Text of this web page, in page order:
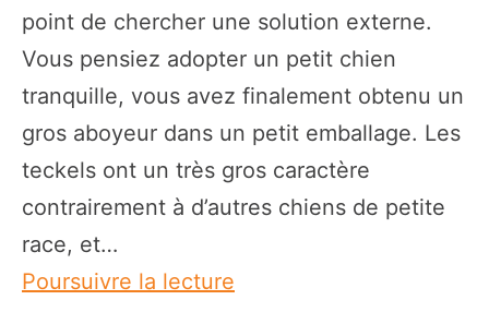
point de chercher une solution externe.
Vous pensiez adopter un petit chien
tranquille, vous avez finalement obtenu un
gros aboyeur dans un petit emballage. Les
teckels ont un très gros caractère
contrairement à d’autres chiens de petite
race, et…
Poursuivre la lecture